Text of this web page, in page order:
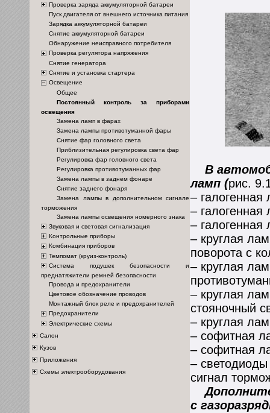
Проверка заряда аккумуляторной батареи
Пуск двигателя от внешнего источника питания
Зарядка аккумуляторной батареи
Снятие аккумуляторной батареи
Обнаружение неисправного потребителя
Проверка регулятора напряжения
Снятие генератора
Снятие и установка стартера
Освещение
Общее
Постоянный контроль за приборами
освещения
Замена ламп в фарах
Замена лампы противотуманной фары
Снятие фар головного света
Приблизительная регулировка света фар
Регулировка фар головного света
Регулировка противотуманных фар
Замена лампы в заднем фонаре
Снятие заднего фонаря
Замена лампы в дополнительном сигнале
торможения
Замена лампы освещения номерного знака
Звуковая и световая сигнализация
Контрольные приборы
Комбинация приборов
Темпомат (круиз-контроль)
Система подушек безопасности и
преднатяжители ремней безопасности
Провода и предохранители
Цветовое обозначение проводов
Монтажный блок реле и предохранителей
Предохранители
Электрические схемы
Салон
Кузов
Приложения
Схемы электрооборудования
В
ламп (рис.
–
–
–
– круглая
поворота с
– круглая
– круглая
стояночный
– круглая
– софитная
– софитная
–
сигнал
с